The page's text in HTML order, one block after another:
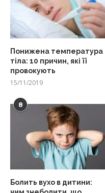
Понижена температура
тіла: 10 причин, які її
провокують
15/11/2019
8
Болить вухо в дитини: